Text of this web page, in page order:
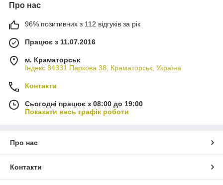
Про нас
96% позитивних з 112 відгуків за рік
Працює з 11.07.2016
м. Краматорськ
Індекс 84331 Паркова 38, Краматорськ, Україна
Контакти
Сьогодні працює з 08:00 до 19:00
Показати весь графік роботи
Про нас
Контакти